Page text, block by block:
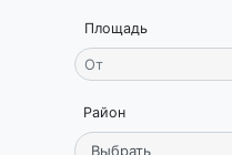
Площадь
Район